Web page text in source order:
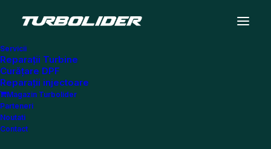
Servicii
Reparații Turbine
Curățare DPF
Reparații injectoare
Magazin Turbolider
Parteneri
Noutati
Contact